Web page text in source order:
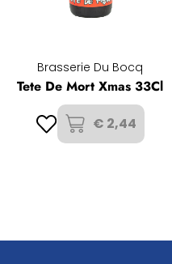
Brasserie Du Bocq
Tete De Mort Xmas 33Cl
€ 2,44